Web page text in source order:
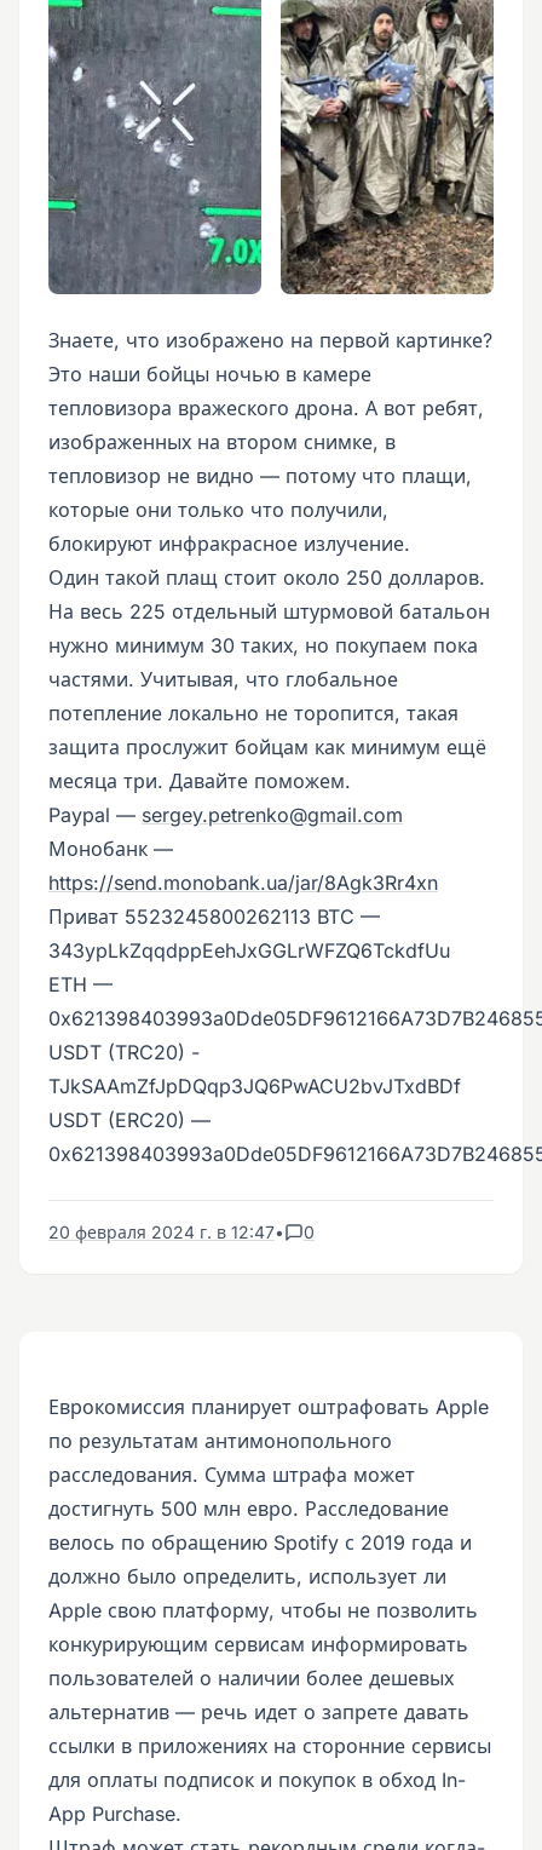
Знаете, что изображено на первой картинке?
Это наши бойцы ночью в камере
тепловизора вражеского дрона. А вот ребят,
изображенных на втором снимке, в
тепловизор не видно — потому что плащи,
которые они только что получили,
блокируют инфракрасное излучение.
Один такой плащ стоит около 250 долларов.
На весь 225 отдельный штурмовой батальон
нужно минимум 30 таких, но покупаем пока
частями. Учитывая, что глобальное
потепление локально не торопится, такая
защита прослужит бойцам как минимум ещё
месяца три. Давайте поможем.
Paypal — sergey.petrenko@gmail.com
Монобанк —
https://send.monobank.ua/jar/8Agk3Rr4xn
Приват 5523245800262113 BTC —
343ypLkZqqdppEehJxGGLrWFZQ6TckdfUu
ETH —
USDT (TRC20) -
TJkSAAmZfJpDQqp3JQ6PwACU2bvJTxdBDf
USDT (ERC20) —
20 февраля 2024 г. в 12:47• 0
Еврокомиссия планирует оштрафовать Apple
по результатам антимонопольного
расследования. Сумма штрафа может
достигнуть 500 млн евро. Расследование
велось по обращению Spotify с 2019 года и
должно было определить, использует ли
Apple свою платформу, чтобы не позволить
конкурирующим сервисам информировать
пользователей о наличии более дешевых
альтернатив — речь идет о запрете давать
ссылки в приложениях на сторонние сервисы
для оплаты подписок и покупок в обход In-
App Purchase.